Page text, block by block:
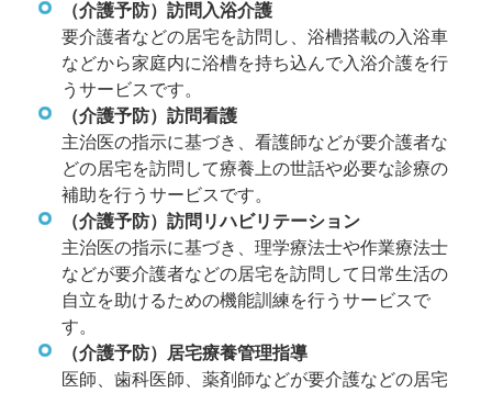
（介護予防）訪問入浴介護
要介護者などの居宅を訪問し、浴槽搭載の入浴車
などから家庭内に浴槽を持ち込んで入浴介護を行
うサービスです。
（介護予防）訪問看護
主治医の指示に基づき、看護師などが要介護者な
どの居宅を訪問して療養上の世話や必要な診療の
補助を行うサービスです。
（介護予防）訪問リハビリテーション
主治医の指示に基づき、理学療法士や作業療法士
などが要介護者などの居宅を訪問して日常生活の
自立を助けるための機能訓練を行うサービスで
す。
（介護予防）居宅療養管理指導
医師、歯科医師、薬剤師などが要介護などの居宅